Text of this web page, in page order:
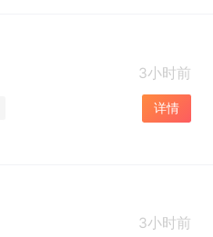
3小时前
详情
3小时前